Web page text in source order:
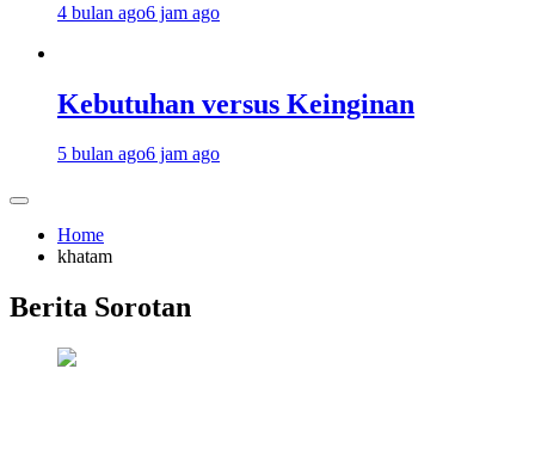
4 bulan ago6 jam ago
Kebutuhan versus Keinginan
5 bulan ago6 jam ago
Home
khatam
Berita Sorotan